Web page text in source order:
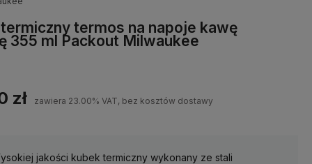
Wybierz coś dla siebie z naszej aktualnej
oferty lub zaloguj się, aby przywrócić dodane
termos na napoje kawę
355 ml Packout Milwaukee
zł zawiera 23.00% VAT, bez kosztów dostawy
jakości kubek termiczny wykonany ze stali